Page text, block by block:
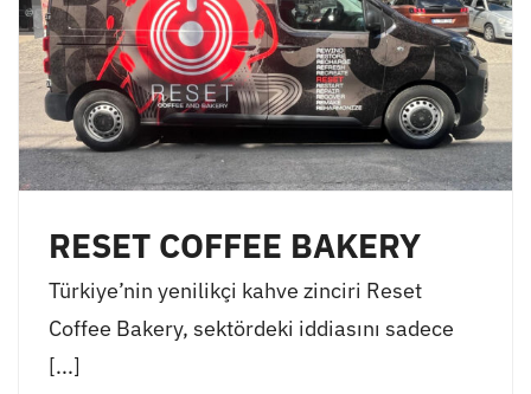
RESET COFFEE BAKERY
Türkiye’nin yenilikçi kahve zinciri Reset
Coffee Bakery, sektördeki iddiasını sadece
[...]